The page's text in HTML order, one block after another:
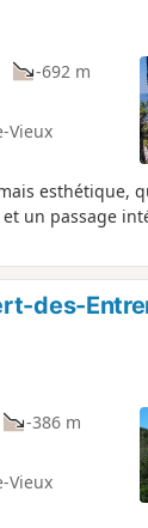
-692 m
Vieux
esthétique,
un passage
des-
-386 m
Vieux